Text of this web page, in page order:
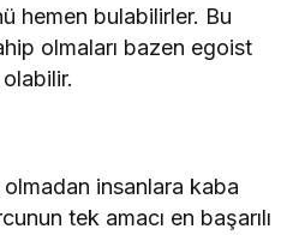
hemen bulabilirler. Bu
olmaları bazen egoist
olmadan insanlara kaba
tek amacı en başarılı